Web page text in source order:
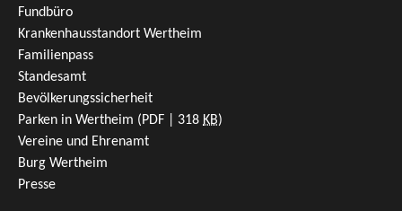
Fundbüro
Krankenhausstandort Wertheim
Familienpass
Standesamt
Bevölkerungssicherheit
Parken in Wertheim (PDF | 318 KB)
Vereine und Ehrenamt
Burg Wertheim
Presse